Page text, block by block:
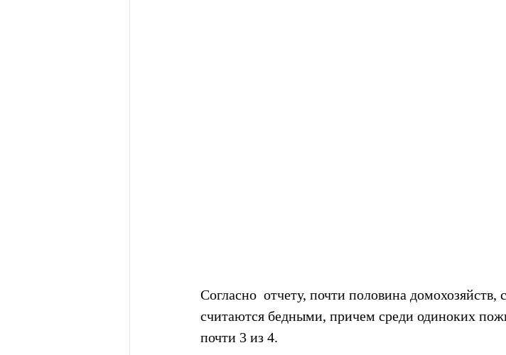
Согласно  отчету, почти половина домохозяйств,
считаются бедными, причем среди одиноких
почти 3 из 4.